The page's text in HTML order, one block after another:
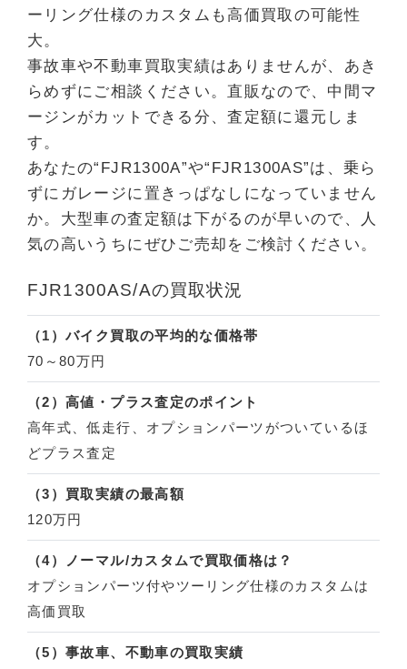
ーリング仕様のカスタムも高価買取の可能性
大。
事故車や不動車買取実績はありませんが、あき
らめずにご相談ください。直販なので、中間マ
ージンがカットできる分、査定額に還元しま
す。
あなたの“FJR1300A”や“FJR1300AS”は、乗ら
ずにガレージに置きっぱなしになっていません
か。大型車の査定額は下がるのが早いので、人
気の高いうちにぜひご売却をご検討ください。
FJR1300AS/Aの買取状況
（1）バイク買取の平均的な価格帯
70～80万円
（2）高値・プラス査定のポイント
高年式、低走行、オプションパーツがついているほ
どプラス査定
（3）買取実績の最高額
120万円
（4）ノーマル/カスタムで買取価格は？
オプションパーツ付やツーリング仕様のカスタムは
高価買取
（5）事故車、不動車の買取実績